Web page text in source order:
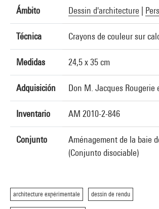
Ámbito Dessin d'architecture
Técnica Crayons de couleur sur
Medidas 24,5 x 35 cm
Adquisición Don M. Jacques Rougerie
Inventario AM 2010-2-846
Conjunto
Aménagement de la baie
(Conjunto disociable)
architecture expérimentale dessin de rendu